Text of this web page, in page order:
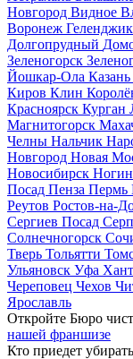
Новгород Видное
Воронеж Геленджик
Долгопрудный
Зеленогорск
Йошкар-Ола Казань
Киров Клин
Красноярск Курган
Магнитогорск
Челны Нальчик
Новгород Новая
Новосибирск
Посад Пенза Пермь
Реутов Ростов-на-
Сергиев Посад
Солнечногорск
Тверь Тольятти
Ульяновск Уфа
Череповец Чехов
Ярославль
Откройте Бюро
нашей франшизе
Кто приедет убирать